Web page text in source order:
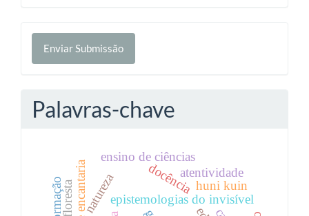
Enviar
Submissão
Enviar Submissão
Palavras-chave
epistemologias do invisível
docência
ensino de ciências
huni kuin
atentividade
natureza